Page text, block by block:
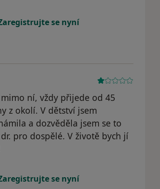
se nyní
ní, vždy přijede od 45
z okolí. V dětství jsem
a dozvěděla jsem se to
pro dospělé. V životě bych jí
se nyní